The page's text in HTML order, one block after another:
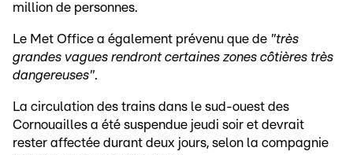
million de personnes.
Le Met Office a également prévenu que de "très
grandes vagues rendront certaines zones côtières très
dangereuses".
La circulation des trains dans le sud-ouest des
Cornouailles a été suspendue jeudi soir et devrait
rester affectée durant deux jours, selon la compagnie